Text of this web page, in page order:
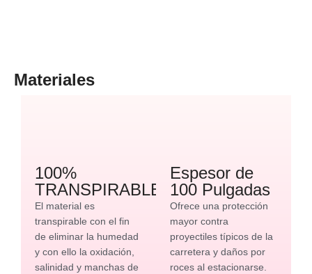
Materiales
100%
TRANSPIRABLE
El material es
transpirable con el fin
de eliminar la humedad
y con ello la oxidación,
salinidad y manchas de
Espesor de
100 Pulgadas
Ofrece una protección
mayor contra
proyectiles típicos de la
carretera y daños por
roces al estacionarse.